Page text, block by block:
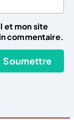
et mon site
commentaire.